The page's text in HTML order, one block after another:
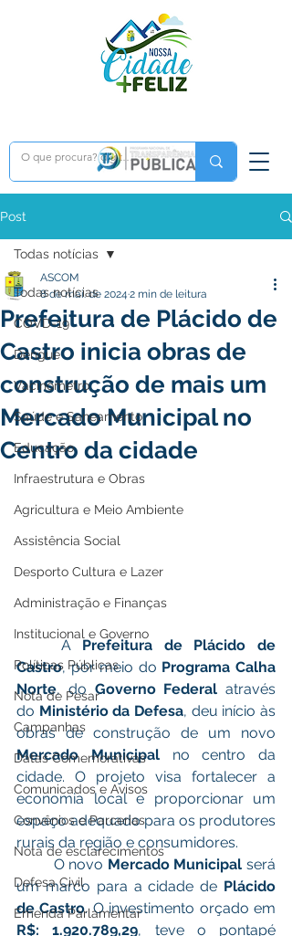
Post
Todas notícias
COVD-19
Dengue
Vacinômetro
Saúde e Saneamento
Educação
Infraestrutura e Obras
Agricultura e Meio Ambiente
Assistência Social
Desporto Cultura e Lazer
Administração e Finanças
Institucional e Governo
Políticas Públicas
Nota de Pesar
Campanhas
Datas Comemorativas
Comunicados e Avisos
Convênios e Parcerias
Nota de esclarecimentos
Defesa Civil
Emenda Parlamentar
Todas notícias
Prefeitura de Plácido de
Castro inicia obras de
construção de mais um
Mercado Municipal no
Centro da cidade
ASCOM
8 de mai. de 2024 2 min de leitura
	A
Prefeitura de Plácido de
Castro, por meio do Programa Calha
Norte, do Governo Federal através
do Ministério da Defesa, deu início às
Mercado Municipal no centro da
cidade. O projeto visa fortalecer a
economia local e proporcionar um
espaço adequado para os produtores
rurais da região e consumidores.
	O novo
Mercado Municipal será
um marco para a cidade de Plácido
de Castro
R$: 1.920.789,29, teve o pontapé